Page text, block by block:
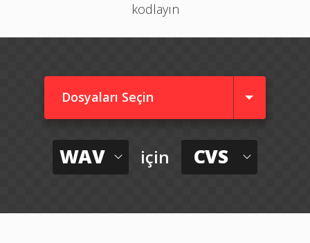
kodlayın
Dosyaları Seçin
WAV için CVS